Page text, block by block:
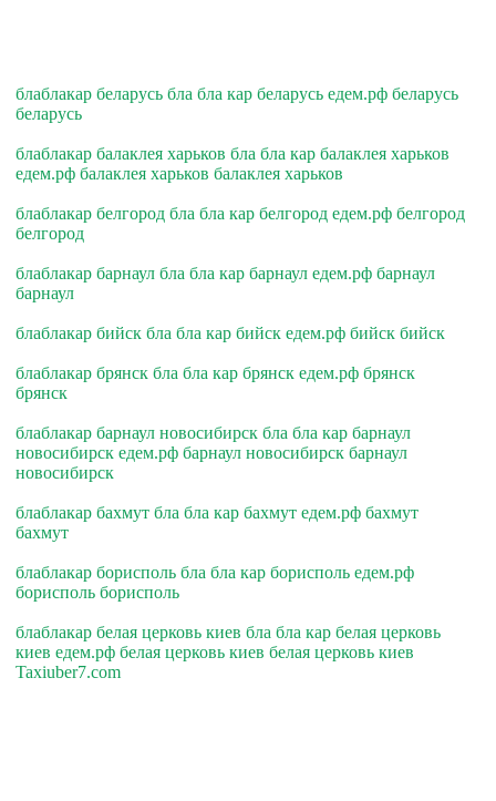
блаблакар беларусь бла бла кар беларусь едем.рф беларусь
беларусь
блаблакар балаклея харьков бла бла кар балаклея харьков
едем.рф балаклея харьков балаклея харьков
блаблакар белгород бла бла кар белгород едем.рф белгород
белгород
блаблакар барнаул бла бла кар барнаул едем.рф барнаул
барнаул
блаблакар бийск бла бла кар бийск едем.рф бийск бийск
блаблакар брянск бла бла кар брянск едем.рф брянск
брянск
блаблакар барнаул новосибирск бла бла кар барнаул
новосибирск едем.рф барнаул новосибирск барнаул
новосибирск
блаблакар бахмут бла бла кар бахмут едем.рф бахмут
бахмут
блаблакар борисполь бла бла кар борисполь едем.рф
борисполь борисполь
блаблакар белая церковь киев бла бла кар белая церковь
киев едем.рф белая церковь киев белая церковь киев
Taxiuber7.com